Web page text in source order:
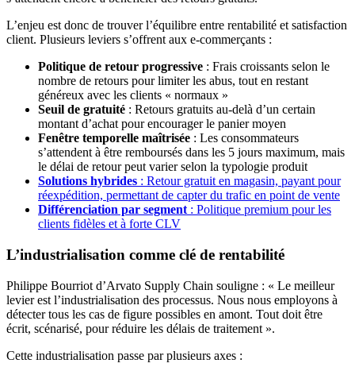
L’enjeu est donc de trouver l’équilibre entre rentabilité et satisfaction
client. Plusieurs leviers s’offrent aux e-commerçants :
Politique de retour progressive : Frais croissants selon le
nombre de retours pour limiter les abus, tout en restant
généreux avec les clients « normaux »
Seuil de gratuité : Retours gratuits au-delà d’un certain
montant d’achat pour encourager le panier moyen
Fenêtre temporelle maîtrisée : Les consommateurs
s’attendent à être remboursés dans les 5 jours maximum, mais
le délai de retour peut varier selon la typologie produit
Solutions hybrides : Retour gratuit en magasin, payant pour
réexpédition, permettant de capter du trafic en point de vente
Différenciation par segment : Politique premium pour les
clients fidèles et à forte CLV
L’industrialisation comme clé de rentabilité
Philippe Bourriot d’Arvato Supply Chain souligne : « Le meilleur
levier est l’industrialisation des processus. Nous nous employons à
détecter tous les cas de figure possibles en amont. Tout doit être
écrit, scénarisé, pour réduire les délais de traitement ».
Cette industrialisation passe par plusieurs axes :